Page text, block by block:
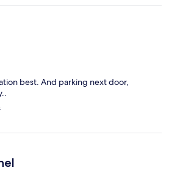
best. And parking next door,